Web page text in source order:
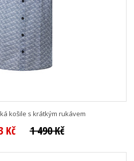
košile s krátkým rukávem
Kč 1 490 Kč